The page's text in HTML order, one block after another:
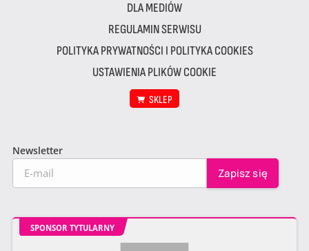
DLA MEDIÓW
REGULAMIN SERWISU
POLITYKA PRYWATNOŚCI I POLITYKA COOKIES
USTAWIENIA PLIKÓW COOKIE
SKLEP
Newsletter
SPONSOR TYTULARNY